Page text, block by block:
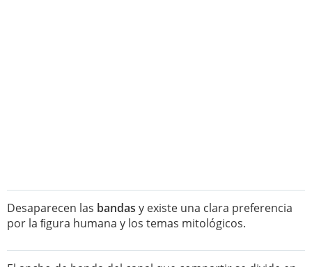
Desaparecen las bandas y existe una clara preferencia
por la ﬁgura humana y los temas mitológicos.